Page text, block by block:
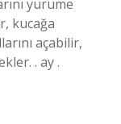
yürüme
kucağa
açabilir,
. ay .